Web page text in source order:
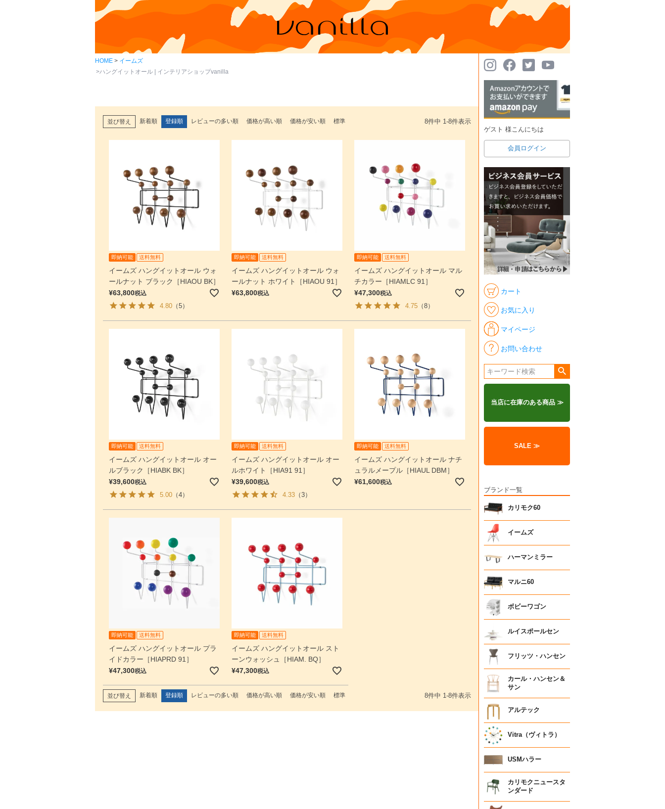
HOME
イームズ
ハングイットオール | インテリアショップvanilla
並び替え 新着順 登録順 レビューの多い順 価格が高い順 価格が安い順 標準 8件中 1-8件表示
即納可能 送料無料
イームズ ハングイットオール ウォ
ールナット ブラック［HIAOU BK］
¥63,800税込
4.80（5）
即納可能 送料無料
イームズ ハングイットオール ウォ
ールナット ホワイト［HIAOU 91］
¥63,800税込
即納可能 送料無料
イームズ ハングイットオール マル
チカラー［HIAMLC 91］
¥47,300税込
4.75（8）
即納可能 送料無料
イームズ ハングイットオール オー
ルブラック［HIABK BK］
¥39,600税込
5.00（4）
即納可能 送料無料
イームズ ハングイットオール オー
ルホワイト［HIA91 91］
¥39,600税込
4.33（3）
即納可能 送料無料
イームズ ハングイットオール ナチ
ュラルメープル［HIAUL DBM］
¥61,600税込
即納可能 送料無料
イームズ ハングイットオール プラ
イドカラー［HIAPRD 91］
¥47,300税込
即納可能 送料無料
イームズ ハングイットオール スト
ーンウォッシュ［HIAM. BQ］
¥47,300税込
並び替え 新着順 登録順 レビューの多い順 価格が高い順 価格が安い順 標準 8件中 1-8件表示
ゲスト 様こんにちは
会員ログイン
カート
お気に入り
マイページ
お問い合わせ
検索
当店に在庫のある商品 ≫
SALE ≫
ブランド一覧
カリモク60
イームズ
ハーマンミラー
マルニ60
ボビーワゴン
ルイスポールセン
フリッツ・ハンセン
カール・ハンセン＆
サン
アルテック
Vitra（ヴィトラ）
USMハラー
カリモクニュースタ
ンダード